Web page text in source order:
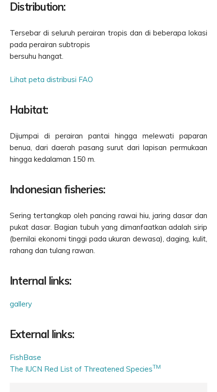
Distribution:
Tersebar di seluruh perairan tropis dan di beberapa lokasi
pada perairan subtropis
bersuhu hangat.
Lihat peta distribusi FAO
Habitat:
Dijumpai di perairan pantai hingga melewati paparan
benua, dari daerah pasang surut dari lapisan permukaan
hingga kedalaman 150 m.
Indonesian fisheries:
Sering tertangkap oleh pancing rawai hiu, jaring dasar dan
pukat dasar. Bagian tubuh yang dimanfaatkan adalah sirip
(bernilai ekonomi tinggi pada ukuran dewasa), daging, kulit,
rahang dan tulang rawan.
Internal links:
gallery
External links:
FishBase
The IUCN Red List of Threatened SpeciesTM